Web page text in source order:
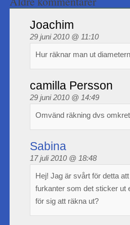
Joachim
29 juni 2010 @ 11:10
Hur räknar man ut
camilla Persson
29 juni 2010 @ 14:49
Omvänd räkning dvs
Sabina
17 juli 2010 @ 18:48
Hej! Jag är svårt för detta
furkanter som det sticker ut
för sig att räkna ut?